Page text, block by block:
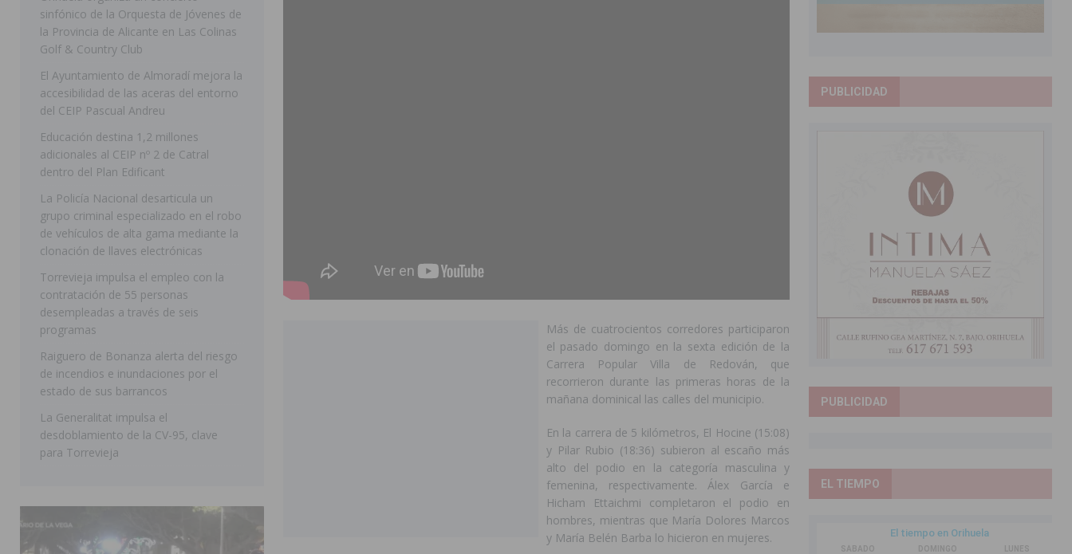
[ 07/08/2026 ]
Rojales clausura con éxito las Fiestas de las Urbanizaciones de Ciudad Quesada 2026
[ 06/08/2026 ]
Arcángel
REDOVÁN
[ 06/08/2026 ]
[ 07/08/2026 ] FEGADO 2026 cierra con un balance histórico y consolida a Dolores como referente ganadero de la CV
DOLORES
[ 07/08/2026 ] Orihuela cumple los objetivos de ‘Refluye Mi Río’ y recibirá 3,3 millones de la Fundación Biodiversidad
ORIHUELA
[ 07/08/2026 ]
Orihuela organiza un concierto sinfónico de la Orquesta de Jóvenes de la Provincia de Alicante en Las Colinas
Golf & Country Club
Más de cuatrocientos corredores participaron
el pasado domingo en la sexta edición de la
Carrera Popular Villa de Redován, que
recorrieron durante las primeras horas de la
mañana dominical las calles del municipio.
En la carrera de 5 kilómetros, El Hocine (15:08)
y Pilar Rubio (18:36) subieron al escaño más
alto del podio en la categoría masculina y
femenina, respectivamente. Álex García e
Hicham Ettaichmi completaron el podio en
hombres, mientras que María Dolores Marcos
y María Belén Barba lo hicieron en mujeres.
sinfónico de la Orquesta de Jóvenes de
la Provincia de Alicante en Las Colinas
Golf & Country Club
El Ayuntamiento de Almoradí mejora la
accesibilidad de las aceras del entorno
del CEIP Pascual Andreu
Educación destina 1,2 millones
adicionales al CEIP nº 2 de Catral
dentro del Plan Edificant
La Policía Nacional desarticula un
grupo criminal especializado en el robo
de vehículos de alta gama mediante la
clonación de llaves electrónicas
Torrevieja impulsa el empleo con la
contratación de 55 personas
desempleadas a través de seis
programas
Raiguero de Bonanza alerta del riesgo
de incendios e inundaciones por el
estado de sus barrancos
La Generalitat impulsa el
desdoblamiento de la CV-95, clave
para Torrevieja
PUBLICIDAD
PUBLICIDAD
EL TIEMPO